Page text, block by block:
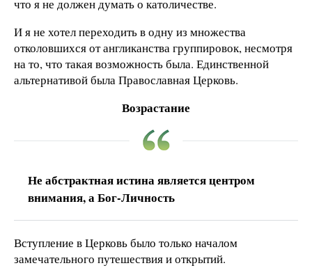
что я не должен думать о католичестве.
И я не хотел переходить в одну из множества
отколовшихся от англиканства группировок, несмотря
на то, что такая возможность была. Единственной
альтернативой была Православная Церковь.
Возрастание
Не абстрактная истина является центром
внимания, а Бог-Личность
Вступление в Церковь было только началом
замечательного путешествия и открытий.